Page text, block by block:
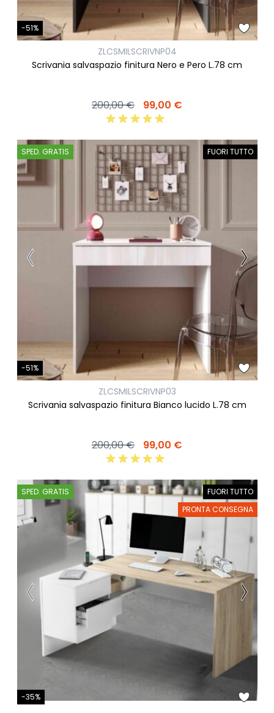
-51%
ZLCSMILSCRIVNP04
Scrivania salvaspazio finitura Nero e Pero L.78 cm
200,00 € 99,00 €
SPED. GRATIS FUORI TUTTO
-51%
ZLCSMILSCRIVNP03
Scrivania salvaspazio finitura Bianco lucido L.78 cm
200,00 € 99,00 €
SPED. GRATIS
FUORI TUTTO
PRONTA CONSEGNA
-35%